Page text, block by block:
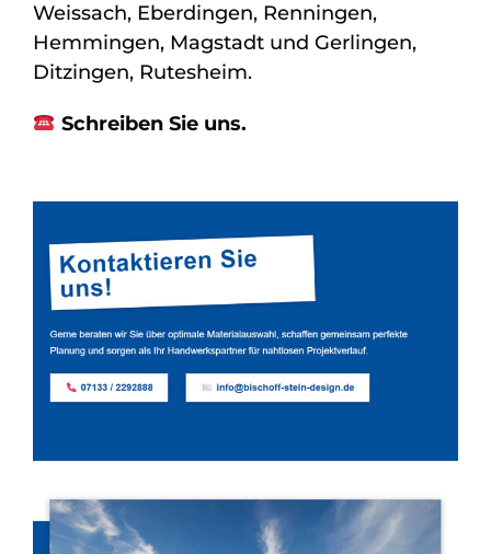
Weissach, Eberdingen, Renningen,
Hemmingen, Magstadt und Gerlingen,
Ditzingen, Rutesheim.
Schreiben Sie uns.